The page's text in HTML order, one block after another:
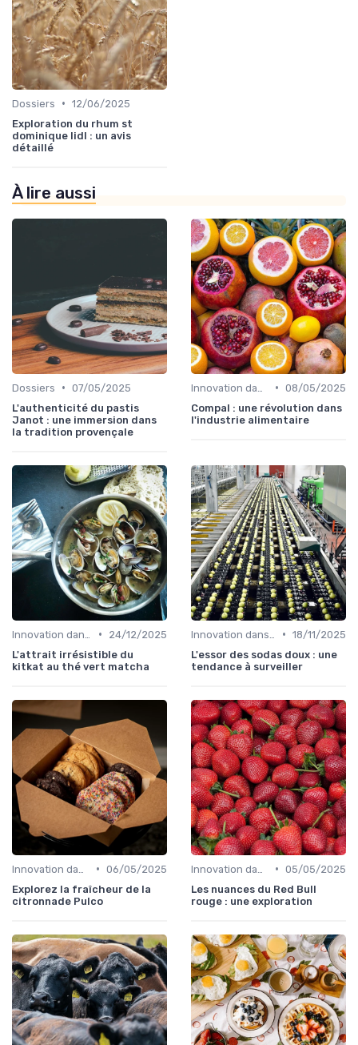
Dossiers • 12/06/2025
Exploration du rhum st
dominique lidl : un avis
détaillé
À lire aussi
Dossiers • 07/05/2025
L'authenticité du pastis
Janot : une immersion dans
la tradition provençale
• 08/05/2025
Compal : une révolution dans
l'industrie alimentaire
•
24/12/2025
L'attrait irrésistible du
kitkat au thé vert matcha
• 18/11/2025
L'essor des sodas doux : une
tendance à surveiller
• 06/05/2025
Explorez la fraîcheur de la
citronnade Pulco
• 05/05/2025
Les nuances du Red Bull
rouge : une exploration